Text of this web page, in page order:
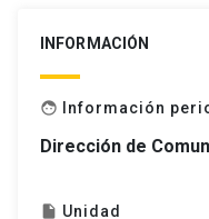
INFORMACIÓN
face Información
Dirección de
insert_drive_file Unidad